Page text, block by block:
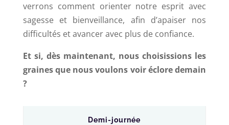
verrons comment orienter notre esprit avec
sagesse et bienveillance, afin d’apaiser nos
difficultés et avancer avec plus de confiance.
Et si, dès maintenant, nous choisissions les
graines que nous voulons voir éclore demain
?
Demi-journée